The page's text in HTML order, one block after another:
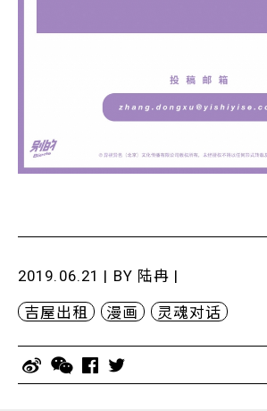
2019.06.21 | BY 陆冉 |
吉屋出租 漫画 灵魂对话